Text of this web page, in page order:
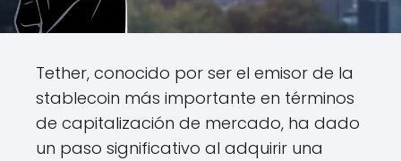
Tether, conocido por ser el emisor de la
stablecoin más importante en términos
de capitalización de mercado, ha dado
un paso significativo al adquirir una